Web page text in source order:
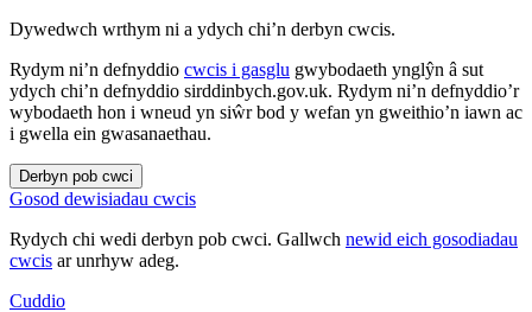
Dywedwch wrthym ni a ydych chi’n derbyn cwcis.
Rydym ni’n defnyddio cwcis i gasglu gwybodaeth ynglŷn â sut
ydych chi’n defnyddio sirddinbych.gov.uk. Rydym ni’n defnyddio’r
wybodaeth hon i wneud yn siŵr bod y wefan yn gweithio’n iawn ac
i gwella ein gwasanaethau.
Derbyn pob cwci
Gosod dewisiadau cwcis
Rydych chi wedi derbyn pob cwci. Gallwch newid eich gosodiadau
cwcis ar unrhyw adeg.
Cuddio